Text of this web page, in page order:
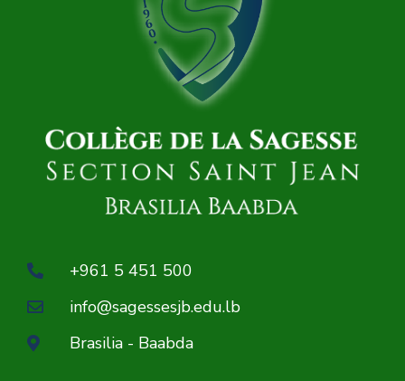
+961 5 451 500
info@sagessesjb.edu.lb
Brasilia - Baabda